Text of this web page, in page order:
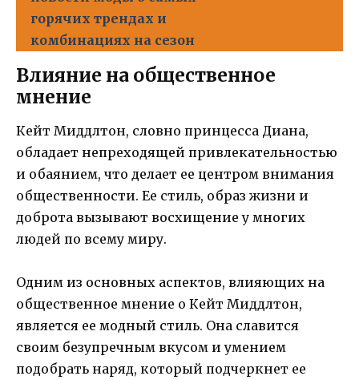
горячих трендах и
комбинациях на сезон
Влияние на общественное
мнение
Кейт Миддлтон, словно принцесса Диана,
обладает непреходящей привлекательностью
и обаянием, что делает ее центром внимания
общественности. Ее стиль, образ жизни и
доброта вызывают восхищение у многих
людей по всему миру.
Одним из основных аспектов, влияющих на
общественное мнение о Кейт Миддлтон,
является ее модный стиль. Она славится
своим безупречным вкусом и умением
подобрать наряд, который подчеркнет ее